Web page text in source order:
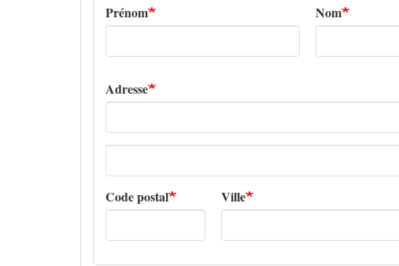
Prénom Nom
Adresse
Adresse
Code postal Ville